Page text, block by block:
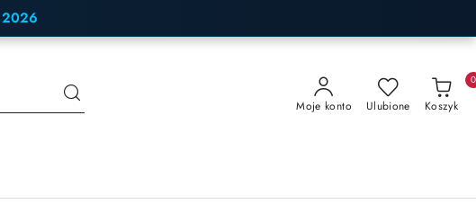
2026
Moje konto Ulubione Koszyk
0